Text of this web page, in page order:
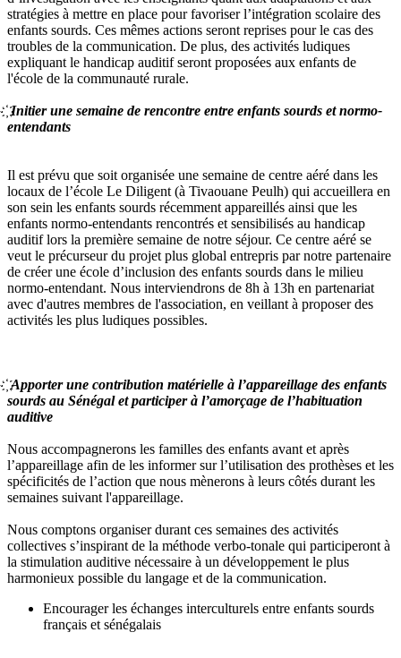
stratégies à mettre en place pour favoriser l’intégration scolaire des
enfants sourds. Ces mêmes actions seront reprises pour le cas des
troubles de la communication. De plus, des activités ludiques
expliquant le handicap auditif seront proposées aux enfants de
l'école de la communauté rurale.
Initierune semaine de rencontre entre enfants sourds et normo-
entendants
Il est prévu que soit organisée une semaine de centre aéré dans les
locaux de l’école Le Diligent (à Tivaouane Peulh) qui accueillera en
son sein les enfants sourds récemment appareillés ainsi que les
enfants normo-entendants rencontrés et sensibilisés au handicap
auditif lors la première semaine de notre séjour. Ce centre aéré se
veut le précurseur du projet plus global entrepris par notre partenaire
de créer une école d’inclusion des enfants sourds dans le milieu
normo-entendant. Nous interviendrons de 8h à 13h en partenariat
avec d'autres membres de l'association, en veillant à proposer des
activités les plus ludiques possibles.
҉Apporter une contribution matérielle à l’appareillage des enfants
sourds au Sénégal et participer à l’amorçage de l’habituation
auditive
Nous accompagnerons les familles des enfants avant et après
l’appareillage afin de les informer sur l’utilisation des prothèses et les
spécificités de l’action que nous mènerons à leurs côtés durant les
semaines suivant l'appareillage.
Nous comptons organiser durant ces semaines des activités
collectives s’inspirant de la méthode verbo-tonale qui participeront à
la stimulation auditive nécessaire à un développement le plus
harmonieux possible du langage et de la communication.
Encourager les échanges interculturels entre enfants sourds
français et sénégalais